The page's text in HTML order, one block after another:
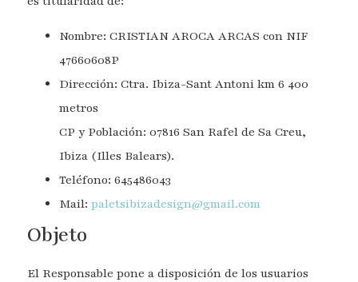
Nombre: CRISTIAN AROCA ARCAS con NIF
47660608P
Dirección: Ctra. Ibiza-Sant Antoni km 6 400
metros
CP y Población: 07816 San Rafel de Sa Creu,
Ibiza (Illes Balears).
Teléfono: 645486043
Mail: paletsibizadesign@gmail.com
Objeto
El Responsable pone a disposición de los usuarios